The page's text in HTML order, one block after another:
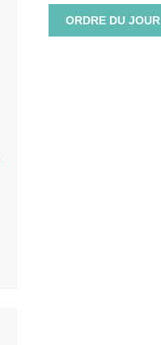
ORDRE DU JOUR